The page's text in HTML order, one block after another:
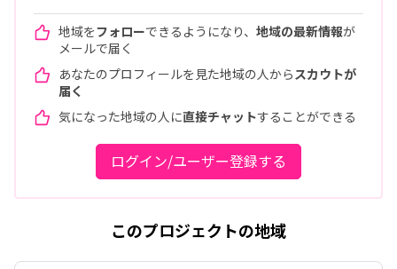
地域をフォローできるようになり、 地域の最新情報が
メールで届く
あなたのプロフィールを見た地域の人から スカウトが
届く
気になった地域の人に直接チャットすることができる
ログイン/ユーザー登録する
このプロジェクトの地域